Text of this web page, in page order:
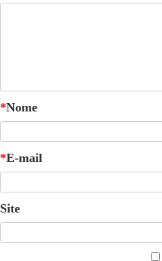
Nome
*
E-mail
*
Site